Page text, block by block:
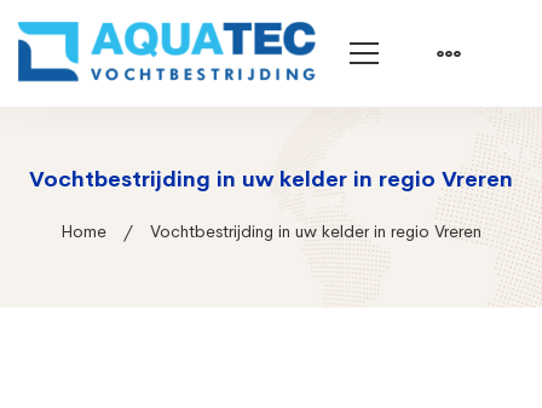
Vochtbestrijding in uw kelder in regio Vreren
Home Vochtbestrijding in uw kelder in regio Vreren